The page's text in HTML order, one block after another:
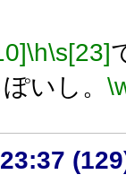
\h\s[23]
いし。